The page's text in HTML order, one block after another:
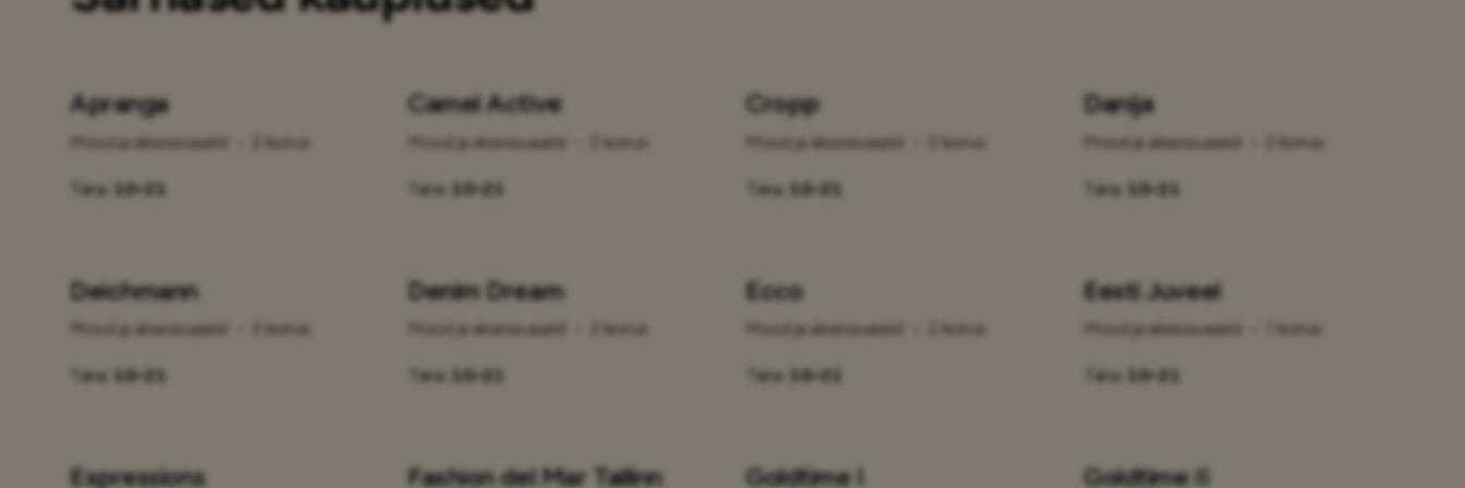
Apranga
Mood ja aksessuaarid 2 korrus
Täna: 10–21
Camel Active
Mood ja aksessuaarid 2 korrus
Täna: 10–21
Cropp
Mood ja aksessuaarid 2 korrus
Täna: 10–21
Danija
Mood ja aksessuaarid 2 korrus
Täna: 10–21
Deichmann
Mood ja aksessuaarid 2 korrus
Täna: 10–21
Denim Dream
Mood ja aksessuaarid 2 korrus
Täna: 10–21
Ecco
Mood ja aksessuaarid 2 korrus
Täna: 10–21
Eesti Juveel
Mood ja aksessuaarid 1 korrus
Täna: 10–21
Expressions Fashion del Mar Tallinn Goldtime I Goldtime II